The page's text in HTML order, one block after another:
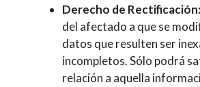
Derecho de Rectificación:
del afectado a que se
datos que resulten ser
incompletos. Sólo podrá
relación a aquella